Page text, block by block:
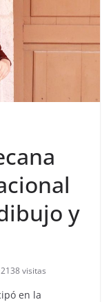
y
2138 visitas
en la